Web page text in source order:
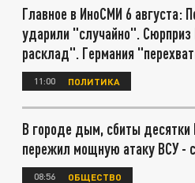
Главное в ИноСМИ 6 августа:
ударили "случайно".
расклад". Германия
11:00 ПОЛИТИКА
В городе дым, сбиты
пережил мощную атаку ВСУ -
08:56 ОБЩЕСТВО